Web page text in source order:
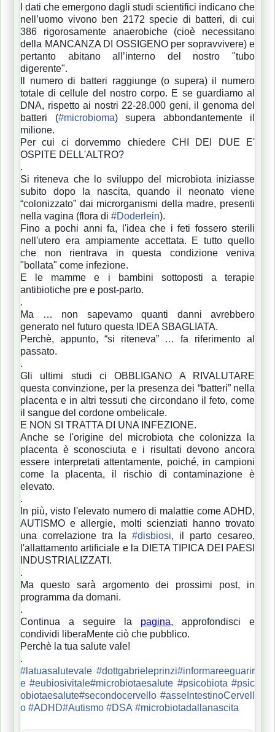
I dati che emergono dagli studi scientifici indicano che
nell’uomo vivono ben 2172 specie di batteri, di cui
386 rigorosamente anaerobiche (cioè necessitano
della MANCANZA DI OSSIGENO per sopravvivere) e
pertanto abitano all’interno del nostro "tubo
digerente".
Il numero di batteri raggiunge (o supera) il numero
totale di cellule del nostro corpo. E se guardiamo al
DNA, rispetto ai nostri 22-28.000 geni, il genoma del
batteri (#microbioma) supera abbondantemente il
milione.
Per cui ci dorvemmo chiedere CHI DEI DUE E'
OSPITE DELL'ALTRO?
.
Si riteneva che lo sviluppo del microbiota iniziasse
subito dopo la nascita, quando il neonato viene
“colonizzato” dai microrganismi della madre, presenti
nella vagina (flora di #Doderlein).
Fino a pochi anni fa, l'idea che i feti fossero sterili
nell'utero era ampiamente accettata. E tutto quello
che non rientrava in questa condizione veniva
"bollata" come infezione.
E le mamme e i bambini sottoposti a terapie
antibiotiche pre e post-parto.
.
Ma … non sapevamo quanti danni avrebbero
generato nel futuro questa IDEA SBAGLIATA.
Perchè, appunto, “si riteneva” … fa riferimento al
passato.
.
Gli ultimi studi ci OBBLIGANO A RIVALUTARE
questa convinzione, per la presenza dei “batteri” nella
placenta e in altri tessuti che circondano il feto, come
il sangue del cordone ombelicale.
E NON SI TRATTA DI UNA INFEZIONE.
Anche se l'origine del microbiota che colonizza la
placenta è sconosciuta e i risultati devono ancora
essere interpretati attentamente, poiché, in campioni
come la placenta, il rischio di contaminazione è
elevato.
.
In più, visto l'elevato numero di malattie come ADHD,
AUTISMO e allergie, molti scienziati hanno trovato
una correlazione tra la #disbiosi, il parto cesareo,
l'allattamento artificiale e la DIETA TIPICA DEI PAESI
INDUSTRIALIZZATI.
.
Ma questo sarà argomento dei prossimi post, in
programma da domani.
.
Continua a seguire la pagina, approfondisci e
condividi liberaMente ciò che pubblico.
Perchè la tua salute vale!
.
#latuasalutevale #dottgabrieleprinzi#informareeguarir
e #eubiosivitale#microbiotaesalute #psicobiota #psic
obiotaesalute#secondocervello #asseIntestinoCervell
o #ADHD#Autismo #DSA #microbiotadallanascita